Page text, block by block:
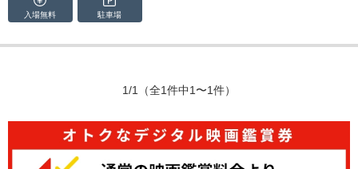
入場無料 駐車場
1/1 （全1件中1〜1件）